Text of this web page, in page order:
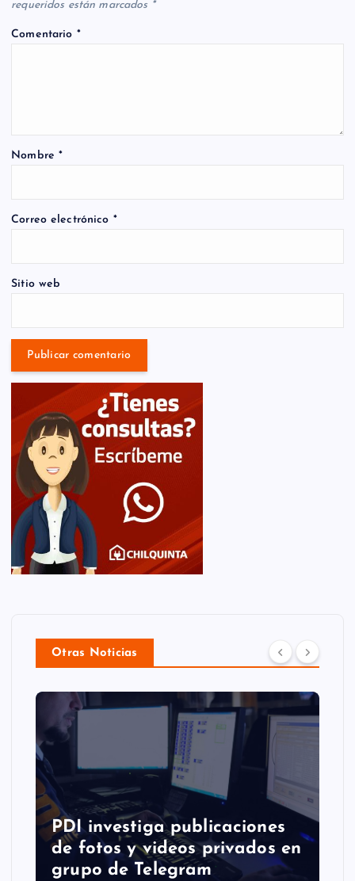
requeridos están marcados *
Comentario *
Nombre*
Correo electrónico *
Sitio web
Otras Noticias
PDI investiga publicaciones
de fotos y videos privados en
grupo de Telegram